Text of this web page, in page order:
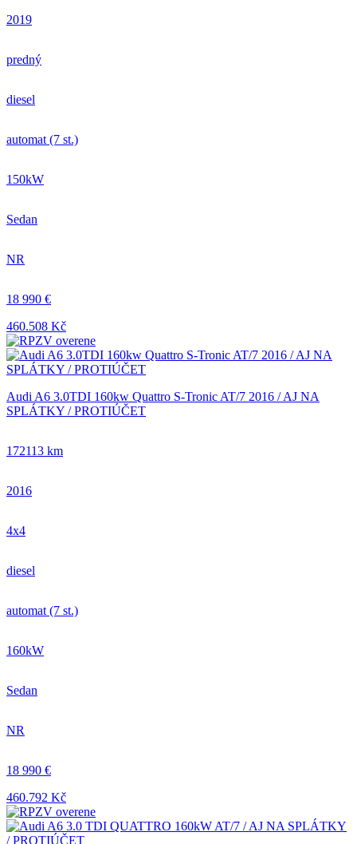
2019
predný
diesel
automat (7 st.)
150kW
Sedan
NR
18 990 €
460.508 Kč
Audi A6 3.0TDI 160kw Quattro S-Tronic AT/7 2016 / AJ NA
SPLÁTKY / PROTIÚČET
172113 km
2016
4x4
diesel
automat (7 st.)
160kW
Sedan
NR
18 990 €
460.792 Kč